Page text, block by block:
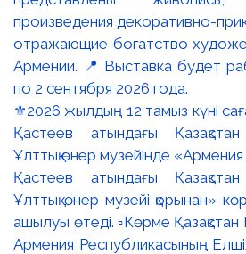
⚜️2026 жылдың 12 тамыз күні
Қастеев атындағы
Ұлттық өнер музейінде
Қастеев атындағы
Ұлттық өнер музейі қорынан»
ашылуы өтеді. ▫️Көрме
Армения Республикасының